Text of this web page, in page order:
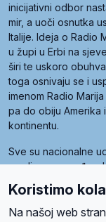
inicijativni odbor
mir, a uoči osnutka
Italije. Ideja o Radio
u župi u Erbi na
širi te uskoro
toga osnivaju se i
imenom Radio
pa do obiju Amerika
kontinentu.
Sve su nacionalne
zemljama, a
pod nazivom
Radio Maria).
kojima je i hrvatska
Koristimo
Na našoj web